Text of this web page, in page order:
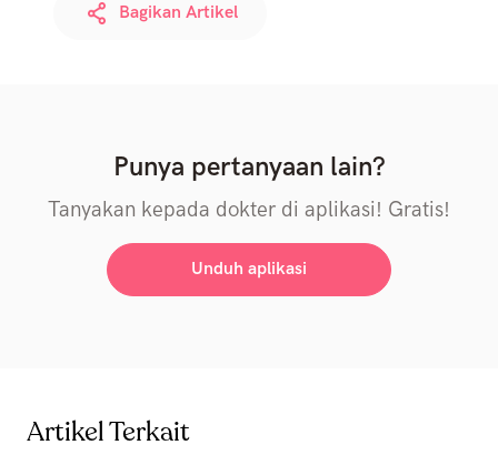
Bagikan Artikel
Punya pertanyaan lain?
Tanyakan kepada dokter di aplikasi! Gratis!
Unduh aplikasi
Artikel Terkait